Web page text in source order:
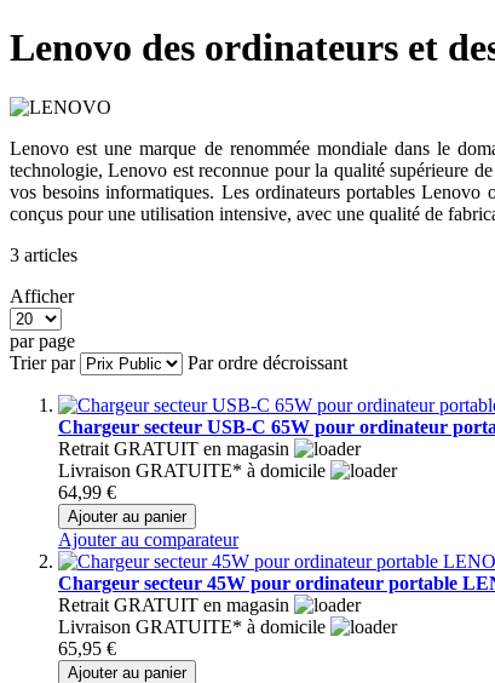
Lenovo des ordinateurs et
Lenovo est une marque de renommée mondiale dans le
technologie, Lenovo est reconnue pour la qualité supérieure
vos besoins informatiques. Les ordinateurs portables
conçus pour une utilisation intensive, avec une qualité de
3 articles
Afficher
par page
Trier par
Par ordre décroissant
Chargeur secteur USB-C 65W pour ordinateur
Retrait GRATUIT en magasin
Livraison GRATUITE* à domicile
64,99 €
Ajouter au panier
Ajouter au comparateur
Chargeur secteur 45W pour ordinateur portable
Retrait GRATUIT en magasin
Livraison GRATUITE* à domicile
65,95 €
Ajouter au panier